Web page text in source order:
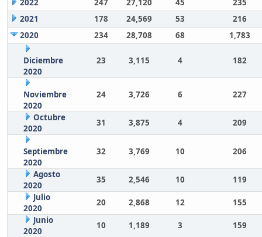
2022 247 27,120 45
235
2021
178 24,569 53
216
2020
234 28,708 68 1,783
Diciembre
2020
23 3,115 4 182
Noviembre
2020
24 3,726 6 227
Octubre
2020
31 3,875 4 209
Septiembre
2020
32 3,769 10 206
Agosto
2020
35 2,546 10
119
Julio
2020
20 2,868 12
155
Junio
2020
10 1,189 3
159